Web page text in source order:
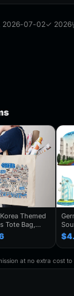
2026-07-02✓ 2026
Themed
Tote Bag,
Gift,
Shoulder
Shoulder Bag
at no extra cost to